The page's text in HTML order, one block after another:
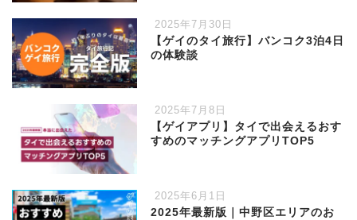
2025年7月30日
【ゲイのタイ旅行】バンコク3泊4日
の体験談
2025年7月8日
【ゲイアプリ】タイで出会えるおす
すめのマッチングアプリTOP5
2025年6月1日
2025年最新版｜中野区エリアのお